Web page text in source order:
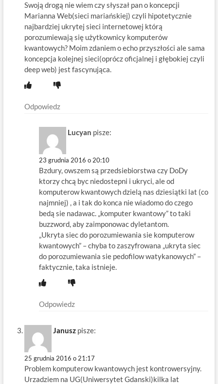
Swoją drogą nie wiem czy słyszał pan o koncepcji
Marianna Web(sieci mariańskiej) czyli hipotetycznie
najbardziej ukrytej sieci internetowej którą
porozumiewają się użytkownicy komputerów
kwantowych? Moim zdaniem o echo przyszłości ale sama
koncepcja kolejnej sieci(oprócz oficjalnej i głębokiej czyli
deep web) jest fascynująca.
Odpowiedz
Lucyan pisze:
23 grudnia 2016 o 20:10
Bzdury, owszem są przedsiebiorstwa czy DoDy
ktorzy chcą byc niedostepni i ukryci, ale od
komputerow kwantowych dzielą nas dziesiątki lat (co
najmniej) , a i tak do konca nie wiadomo do czego
bedą sie nadawac. „komputer kwantowy” to taki
buzzword, aby zaimponowac dyletantom.
„Ukryta siec do porozumiewania sie komputerow
kwantowych” – chyba to zaszyfrowana „ukryta siec
do porozumiewania sie pedofilow watykanowych” –
faktycznie, taka istnieje.
Odpowiedz
Janusz pisze:
25 grudnia 2016 o 21:17
Problem komputerow kwantowych jest kontrowersyjny.
Urzadziem na UG(Uniwersytet Gdanski)kilka lat